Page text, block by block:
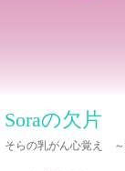
Soraの欠片
そらの乳がん心覚え ～